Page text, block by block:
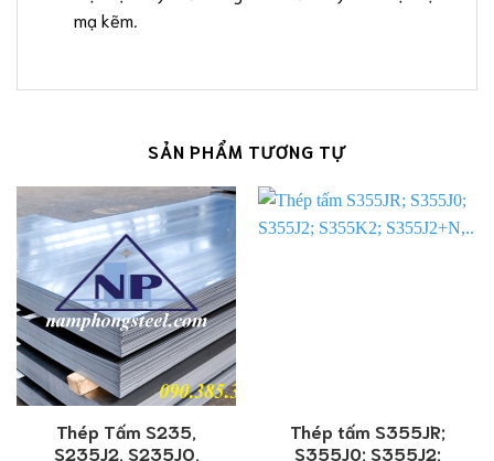
mạ kẽm.
SẢN PHẨM TƯƠNG TỰ
Thép Tấm S235,
S235J2, S235JO,
Thép tấm S355JR;
S355J0; S355J2;